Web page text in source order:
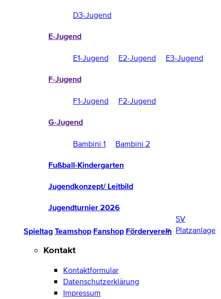
D3-Jugend
E-Jugend
E1-Jugend E2-Jugend E3-Jugend
F-Jugend
F1-Jugend F2-Jugend
G-Jugend
Bambini 1 Bambini 2
Fußball-Kindergarten
Jugendkonzept/ Leitbild
Jugendturnier 2026
Spieltag Teamshop Fanshop Förderverein
SV
Platzanlage
Kontakt
Kontaktformular
Datenschutzerklärung
Impressum